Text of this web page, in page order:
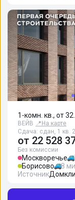
1-комн. кв., от
ВЕЙВ 📍 На карте
Сдача: сдан, 1 кв.
от 22 528
Без комиссии
Москворечье
Борисово
8
Источник